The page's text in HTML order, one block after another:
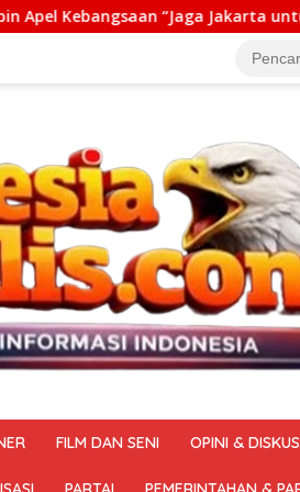
Jakarta untuk Indonesia
FILM DAN SENI OPINI &